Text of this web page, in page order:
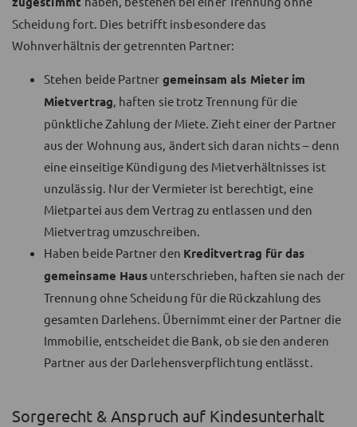
Scheidung fort. Dies betrifft insbesondere das
Wohnverhältnis der getrennten Partner:
Stehen beide Partner gemeinsam als Mieter im
Mietvertrag, haften sie trotz Trennung für die
pünktliche Zahlung der Miete. Zieht einer der Partner
aus der Wohnung aus, ändert sich daran nichts – denn
eine einseitige Kündigung des Mietverhältnisses ist
unzulässig. Nur der Vermieter ist berechtigt, eine
Mietpartei aus dem Vertrag zu entlassen und den
Mietvertrag umzuschreiben.
Haben beide Partner den Kreditvertrag für das
gemeinsame Haus unterschrieben, haften sie nach der
Trennung ohne Scheidung für die Rückzahlung des
gesamten Darlehens. Übernimmt einer der Partner die
Immobilie, entscheidet die Bank, ob sie den anderen
Partner aus der Darlehensverpflichtung entlässt.
Sorgerecht & Anspruch auf Kindesunterhalt